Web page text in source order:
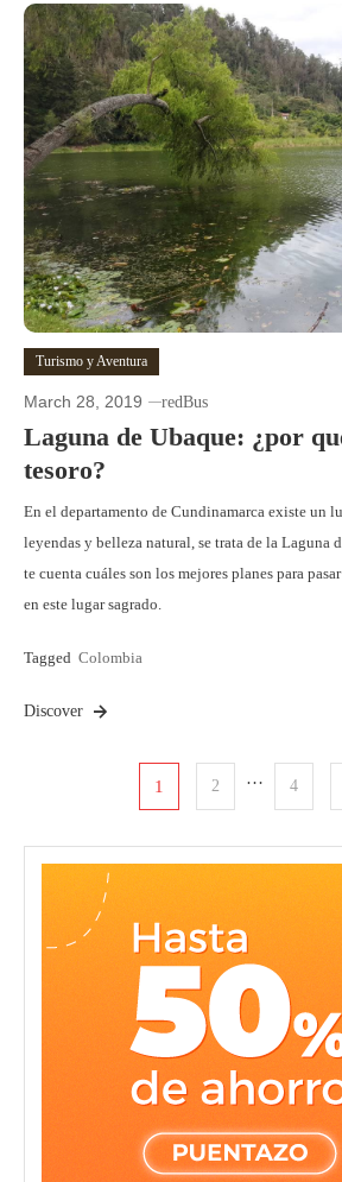
Turismo y Aventura
March 28, 2019 redBus
Laguna de Ubaque: ¿por
tesoro?
En el departamento de Cundinamarca existe un
leyendas y belleza natural, se trata de la Laguna
te cuenta cuáles son los mejores planes para
en este lugar sagrado.
Tagged Colombia
Discover
pagination
1 2 … 4